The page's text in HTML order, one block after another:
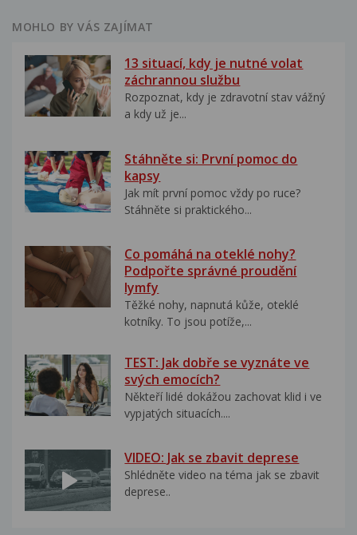
MOHLO BY VÁS ZAJÍMAT
13 situací, kdy je nutné volat
záchrannou službu
Rozpoznat, kdy je zdravotní stav vážný
a kdy už je...
Stáhněte si: První pomoc do
kapsy
Jak mít první pomoc vždy po ruce?
Stáhněte si praktického...
Co pomáhá na oteklé nohy?
Podpořte správné proudění
lymfy
Těžké nohy, napnutá kůže, oteklé
kotníky. To jsou potíže,...
TEST: Jak dobře se vyznáte ve
svých emocích?
Někteří lidé dokážou zachovat klid i ve
vypjatých situacích....
VIDEO: Jak se zbavit deprese
Shlédněte video na téma jak se zbavit
deprese..